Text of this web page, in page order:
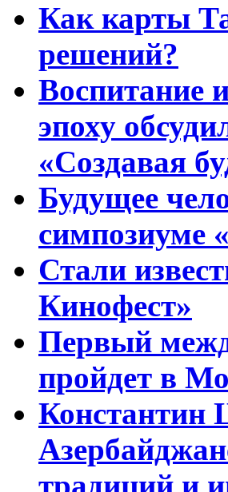
Как карты
решений?
Воспитание
эпоху
«Создавая
Будущее
симпозиуме
Стали
Кинофест»
Первый
пройдет в
Константин